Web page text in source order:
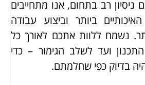
רב בתחום, אנו מתחייבים
ביותר וביצוע עבודה
נשמח ללוות אתכם לאורך כל
ועד לשלב הגימור – כדי
בדיוק כפי שחלמתם.